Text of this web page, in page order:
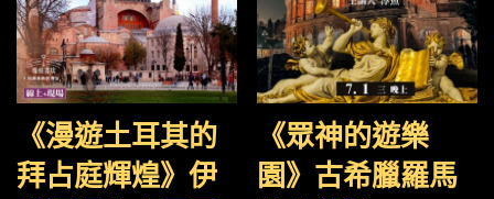
《漫遊土耳其的
拜占庭輝煌》伊
《眾神的遊樂
園》古希臘羅馬